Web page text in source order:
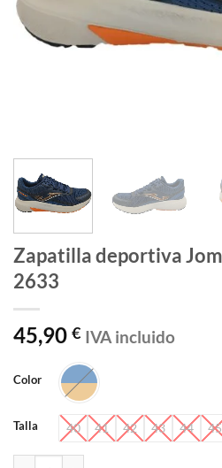
Zapatilla deportiva
2633
45,90 € IVA incluido
Color
Talla 40 41 42 43 44 45